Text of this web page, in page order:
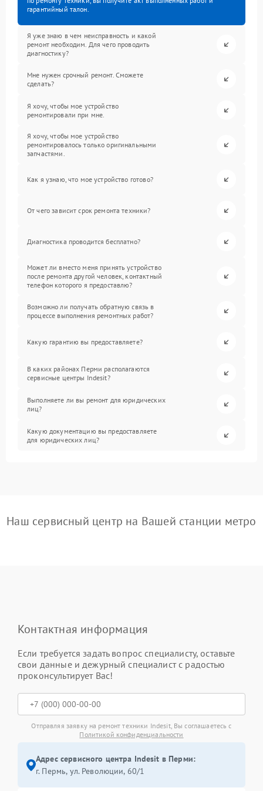
гарантийный талон.
Я уже знаю в чем неисправность и какой
ремонт необходим. Для чего проводить
диагностику?
Мне нужен срочный ремонт. Сможете
сделать?
Я хочу, чтобы мое устройство
ремонтировали при мне.
Я хочу, чтобы мое устройство
ремонтировалось только оригинальными
запчастями.
Как я узнаю, что мое устройство готово?
От чего зависит срок ремонта техники?
Диагностика проводится бесплатно?
Может ли вместо меня принять устройство
после ремонта другой человек, контактный
телефон которого я предоставлю?
Возможно ли получать обратную связь в
процессе выполнения ремонтных работ?
Какую гарантию вы предоставляете?
В каких районах Перми располагаются
сервисные центры Indesit?
Выполняете ли вы ремонт для юридических
лиц?
Какую документацию вы предоставляете
для юридических лиц?
Наш сервисный центр на Вашей станции метро
Контактная информация
Если требуется задать вопрос специалисту, оставьте
свои данные и дежурный специалист с радостью
проконсультирует Вас!
Отправляя заявку на ремонт техники Indesit, Вы соглашаетесь с
Политикой конфиденциальности
Адрес сервисного центра Indesit в Перми:
г. Пермь, ул. ​Революции, 60/1